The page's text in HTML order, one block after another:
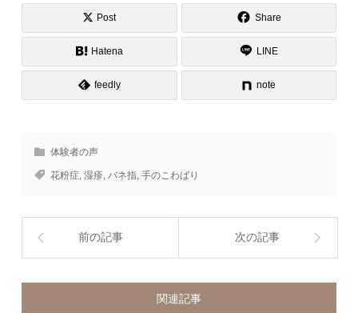
Post Share
Hatena LINE
feedly note
体験者の声
花粉症,湿疹,バネ指,手のこわばり
前の記事 次の記事
関連記事